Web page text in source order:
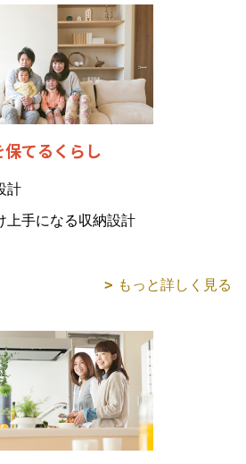
てるくらし
計
上手になる収納設計
もっと詳しく見る